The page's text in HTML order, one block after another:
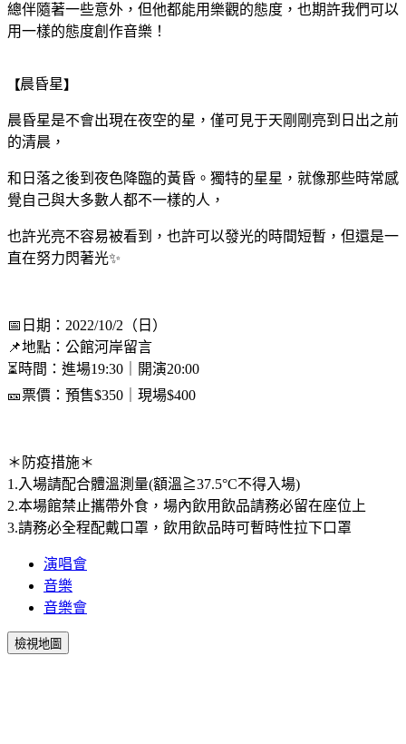
總伴隨著一些意外，但他都能用樂觀的態度，也期許我們可以
用一樣的態度創作音樂！
【晨昏星 】
晨昏星是不會出現在夜空的星，僅可見于天剛剛亮到日出之前
的清晨，
和日落之後到夜色降臨的黃昏。獨特的星星，就像那些時常感
覺自己與大多數人都不一樣的人，
也許光亮不容易被看到，也許可以發光的時間短暫，但還是一
直在努力閃著光✨
📅日期：2022/10/2（日）
📌地點：公館河岸留言
⏳時間：進場19:30｜開演20:00
🎫票價：預售$350｜現場$400
＊防疫措施＊
1.入場請配合體溫測量(額溫≧37.5°C不得入場)
2.本場館禁止攜帶外食，場內飲用飲品請務必留在座位上
3.請務必全程配戴口罩，飲用飲品時可暫時性拉下口罩
演唱會
音樂
音樂會
檢視地圖